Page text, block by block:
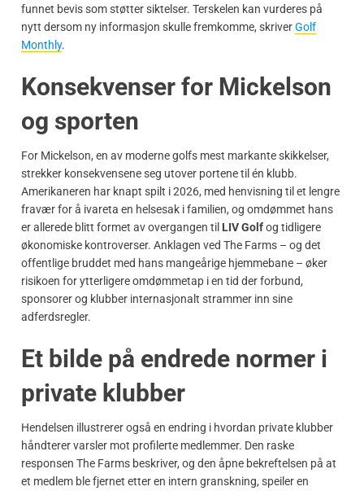
funnet bevis som støtter siktelser. Terskelen kan vurderes på
nytt dersom ny informasjon skulle fremkomme, skriverGolf
Monthly.
Konsekvenser for Mickelson
og sporten
For Mickelson, en av moderne golfs mest markante skikkelser,
strekker konsekvensene seg utover portene til én klubb.
Amerikaneren har knapt spilt i 2026, med henvisning til et lengre
fravær for å ivareta en helsesak i familien, og omdømmet hans
er allerede blitt formet av overgangen til LIV Golfog tidligere
økonomiske kontroverser. Anklagen ved The Farms – og det
offentlige bruddet med hans mangeårige hjemmebane – øker
risikoen for ytterligere omdømmetap i en tid der forbund,
sponsorer og klubber internasjonalt strammer inn sine
adferdsregler.
Et bilde på endrede normer i
private klubber
Hendelsen illustrerer også en endring i hvordan private klubber
håndterer varsler mot profilerte medlemmer. Den raske
responsen The Farms beskriver, og den åpne bekreftelsen på at
et medlem ble fjernet etter en intern granskning, speiler en